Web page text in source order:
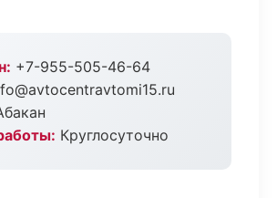
+7-955-505-46-64
Круглосуточно